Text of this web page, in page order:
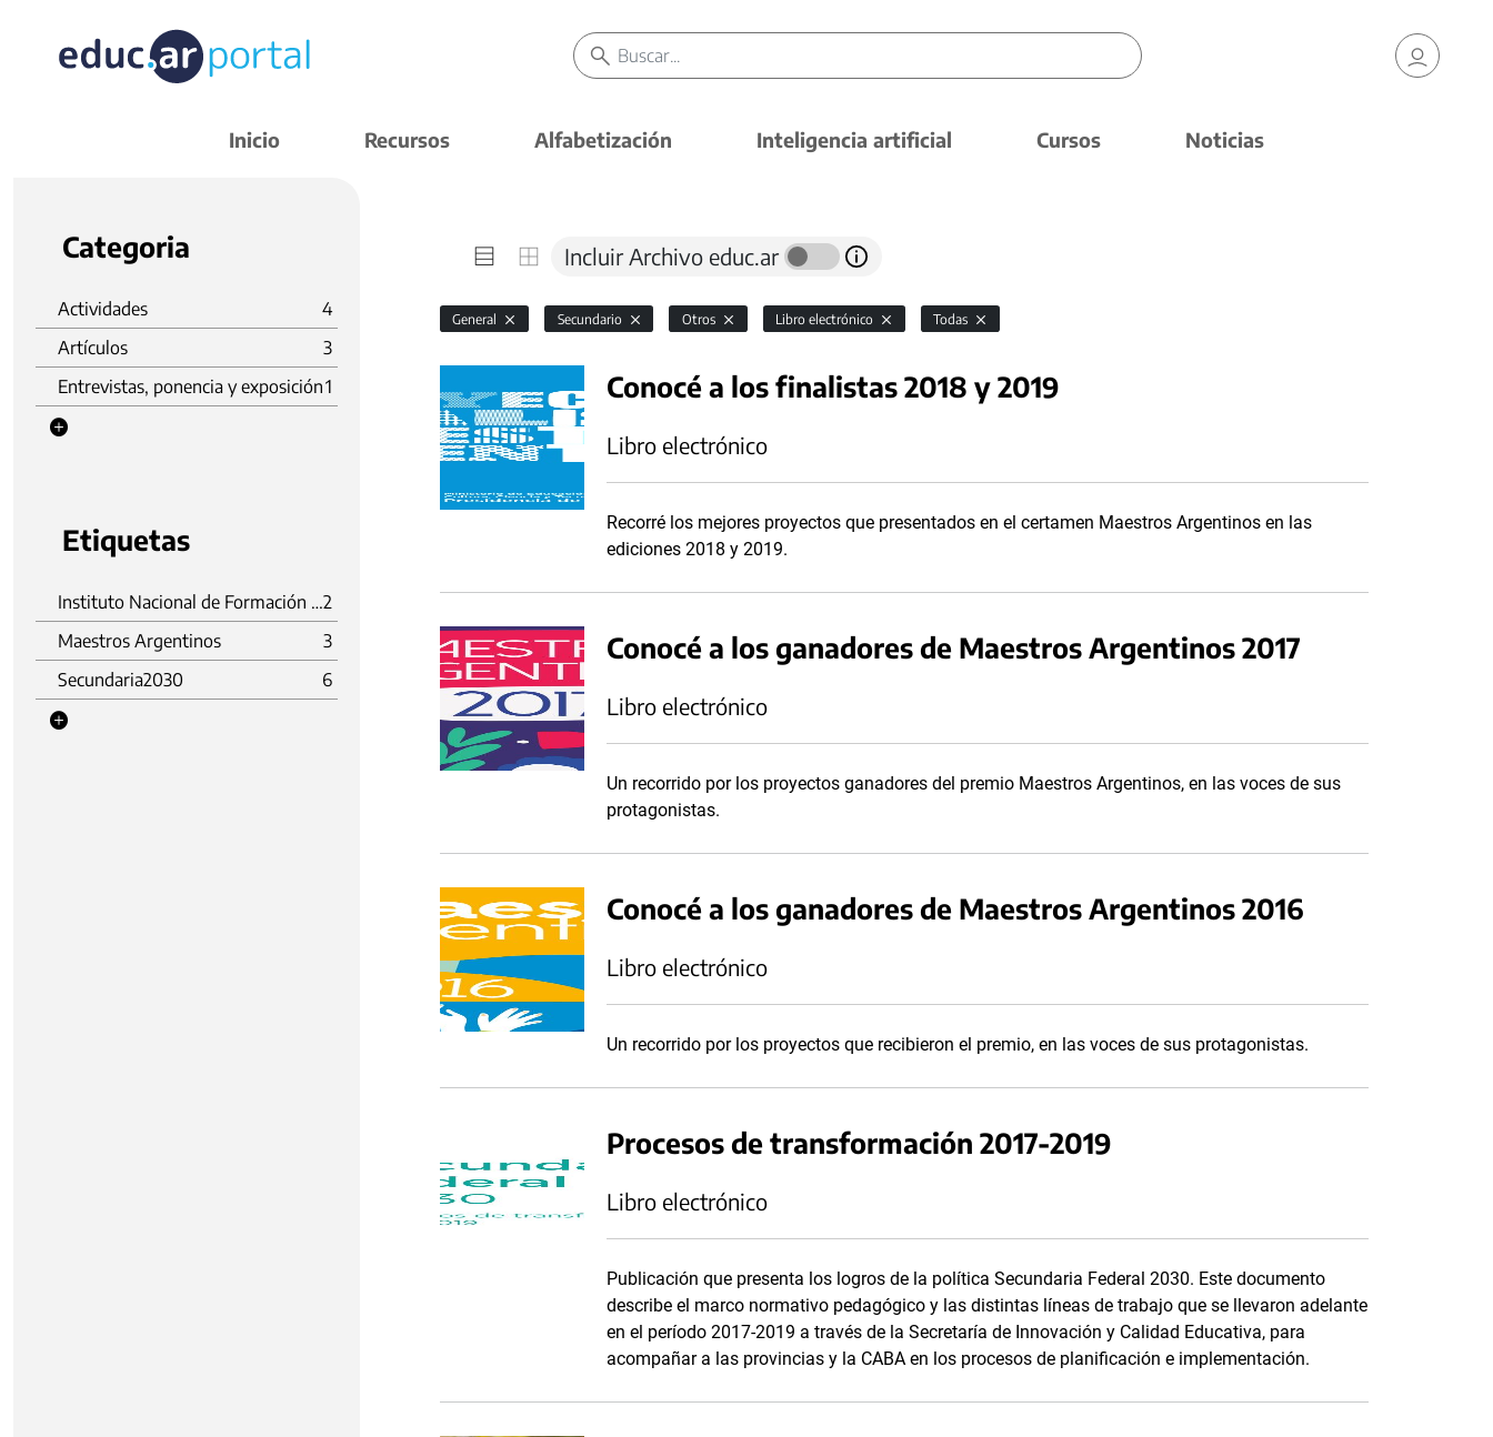
Inicio Recursos Alfabetización Inteligencia artificial Cursos Noticias
Categoria
Actividades
4
Artículos
3
Entrevistas, ponencia y exposición1
Etiquetas
Instituto Nacional de Formación Docente (INFoD)2
Maestros Argentinos
3
Secundaria2030
6
Incluir Archivo educ.ar
General Secundario Otros Libro electrónico Todas
Conocé a los finalistas 2018 y 2019
Libro electrónico
Recorré los mejores proyectos que presentados en el certamen Maestros Argentinos en las
ediciones 2018 y 2019.
Conocé a los ganadores de Maestros Argentinos 2017
Libro electrónico
Un recorrido por los proyectos ganadores del premio Maestros Argentinos, en las voces de sus
protagonistas.
Conocé a los ganadores de Maestros Argentinos 2016
Libro electrónico
Un recorrido por los proyectos que recibieron el premio, en las voces de sus protagonistas.
Procesos de transformación 2017-2019
Libro electrónico
Publicación que presenta los logros de la política Secundaria Federal 2030. Este documento
describe el marco normativo pedagógico y las distintas líneas de trabajo que se llevaron adelante
en el período 2017-2019 a través de la Secretaría de Innovación y Calidad Educativa, para
acompañar a las provincias y la CABA en los procesos de planificación e implementación.